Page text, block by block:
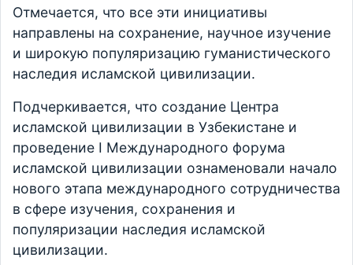
Отмечается, что все эти инициативы
направлены на сохранение, научное изучение
и широкую популяризацию гуманистического
наследия исламской цивилизации.
Подчеркивается, что создание Центра
исламской цивилизации в Узбекистане и
проведение I Международного форума
исламской цивилизации ознаменовали начало
нового этапа международного сотрудничества
в сфере изучения, сохранения и
популяризации наследия исламской
цивилизации.